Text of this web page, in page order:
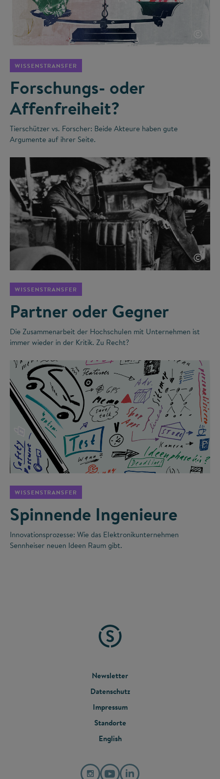
©
WISSENSTRANSFER
Forschungs- oder
Affenfreiheit?
Tierschützer vs. Forscher: Beide Akteure haben gute
Argumente auf ihrer Seite.
©
WISSENSTRANSFER
Partner oder Gegner
Die Zusammenarbeit der Hochschulen mit Unternehmen ist
immer wieder in der Kritik. Zu Recht?
©
WISSENSTRANSFER
Spinnende Ingenieure
Innovationsprozesse: Wie das Elektronikunternehmen
Sennheiser neuen Ideen Raum gibt.
FOOTER
MENU
Newsletter
Datenschutz
Impressum
Standorte
English